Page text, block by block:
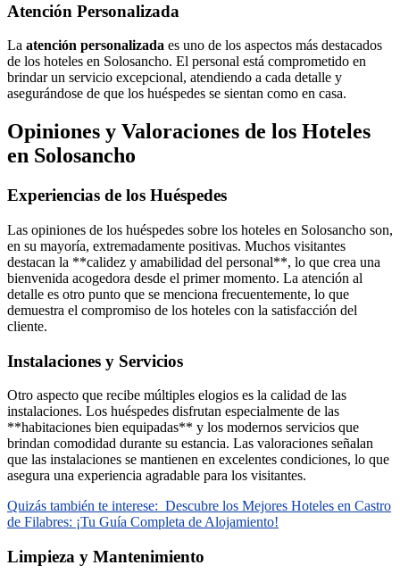
Atención Personalizada
La atención personalizada es uno de los aspectos más destacados
de los hoteles en Solosancho. El personal está comprometido en
brindar un servicio excepcional, atendiendo a cada detalle y
asegurándose de que los huéspedes se sientan como en casa.
Opiniones y Valoraciones de los Hoteles
en Solosancho
Experiencias de los Huéspedes
Las opiniones de los huéspedes sobre los hoteles en Solosancho son,
en su mayoría, extremadamente positivas. Muchos visitantes
destacan la **calidez y amabilidad del personal**, lo que crea una
bienvenida acogedora desde el primer momento. La atención al
detalle es otro punto que se menciona frecuentemente, lo que
demuestra el compromiso de los hoteles con la satisfacción del
cliente.
Instalaciones y Servicios
Otro aspecto que recibe múltiples elogios es la calidad de las
instalaciones. Los huéspedes disfrutan especialmente de las
**habitaciones bien equipadas** y los modernos servicios que
brindan comodidad durante su estancia. Las valoraciones señalan
que las instalaciones se mantienen en excelentes condiciones, lo que
asegura una experiencia agradable para los visitantes.
Quizás también te interese: Descubre los Mejores Hoteles en Castro
de Filabres: ¡Tu Guía Completa de Alojamiento!
Limpieza y Mantenimiento